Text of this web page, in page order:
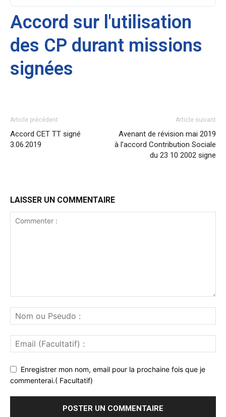
Accord sur l'utilisation
des CP durant missions
signées
Article précédent
Accord CET TT signé
3.06.2019
Article suivant
Avenant de révision mai 2019
à l’accord Contribution Sociale
du 23 10 2002 signe
LAISSER UN COMMENTAIRE
Enregistrer mon nom, email pour la prochaine fois que je
commenterai.( Facultatif)